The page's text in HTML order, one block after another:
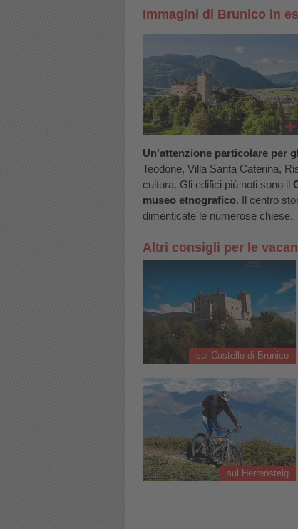
Immagini di Brunico in
Un'attenzione particolare per
Teodone, Villa Santa Caterina,
cultura. Gli edifici più noti sono il
museo etnografico. Il centro
dimenticate le numerose chiese.
Altri consigli per le
sul Castello di Brunico
sul Herrensteig